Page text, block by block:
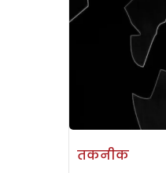
तकनीक